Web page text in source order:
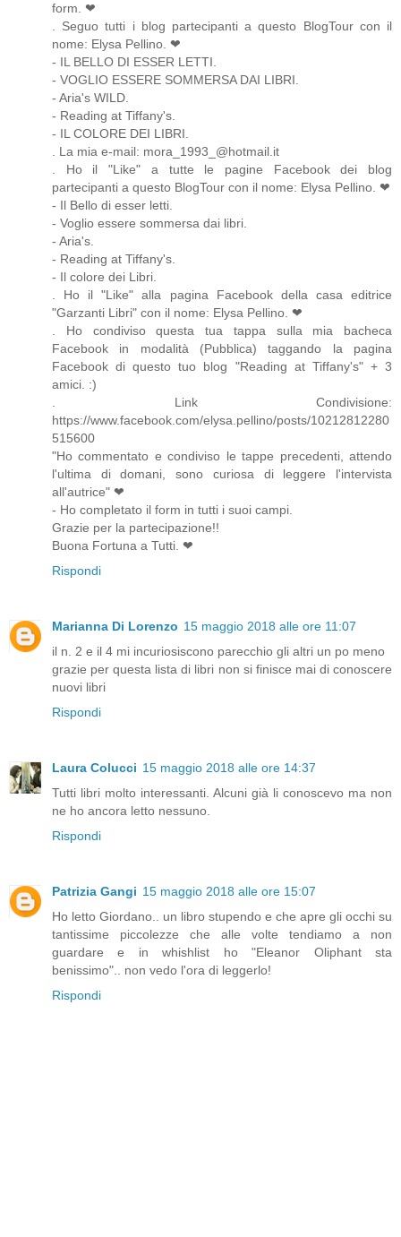
form. ❤
. Seguo tutti i blog partecipanti a questo BlogTour con il
nome: Elysa Pellino. ❤
- IL BELLO DI ESSER LETTI.
- VOGLIO ESSERE SOMMERSA DAI LIBRI.
- Aria's WILD.
- Reading at Tiffany's.
- IL COLORE DEI LIBRI.
. La mia e-mail: mora_1993_@hotmail.it
. Ho il "Like" a tutte le pagine Facebook dei blog
partecipanti a questo BlogTour con il nome: Elysa Pellino. ❤
- Il Bello di esser letti.
- Voglio essere sommersa dai libri.
- Aria's.
- Reading at Tiffany's.
- Il colore dei Libri.
. Ho il "Like" alla pagina Facebook della casa editrice
"Garzanti Libri" con il nome: Elysa Pellino. ❤
. Ho condiviso questa tua tappa sulla mia bacheca
Facebook in modalità (Pubblica) taggando la pagina
Facebook di questo tuo blog "Reading at Tiffany's" + 3
amici. :)
. Link Condivisione:
https://www.facebook.com/elysa.pellino/posts/10212812280
515600
"Ho commentato e condiviso le tappe precedenti, attendo
l'ultima di domani, sono curiosa di leggere l'intervista
all'autrice" ❤
- Ho completato il form in tutti i suoi campi.
Grazie per la partecipazione!!
Buona Fortuna a Tutti. ❤
Rispondi
Marianna Di Lorenzo 15 maggio 2018 alle ore 11:07
il n. 2 e il 4 mi incuriosiscono parecchio gli altri un po meno
grazie per questa lista di libri non si finisce mai di conoscere
nuovi libri
Rispondi
Laura Colucci 15 maggio 2018 alle ore 14:37
Tutti libri molto interessanti. Alcuni già li conoscevo ma non
ne ho ancora letto nessuno.
Rispondi
Patrizia Gangi 15 maggio 2018 alle ore 15:07
Ho letto Giordano.. un libro stupendo e che apre gli occhi su
tantissime piccolezze che alle volte tendiamo a non
guardare e in whishlist ho "Eleanor Oliphant sta
benissimo".. non vedo l'ora di leggerlo!
Rispondi